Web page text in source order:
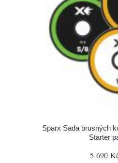
Sparx Sada brusných
Starter
5 690